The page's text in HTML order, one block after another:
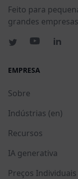
Feito para
grandes
EMPRESA
Sobre
Indústrias (en)
Recursos
IA generativa
Preços Individuais